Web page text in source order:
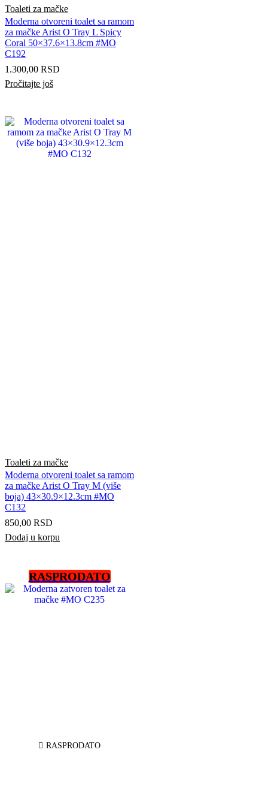
Toaleti za mačke
Moderna otvoreni toalet sa ramom
za mačke Arist O Tray L Spicy
Coral 50×37.6×13.8cm #MO
C192
1.300,00 RSD
Pročitajte još
Toaleti za mačke
Moderna otvoreni toalet sa ramom
za mačke Arist O Tray M (više
boja) 43×30.9×12.3cm #MO
C132
850,00 RSD
Dodaj u korpu
RASPRODATO
RASPRODATO